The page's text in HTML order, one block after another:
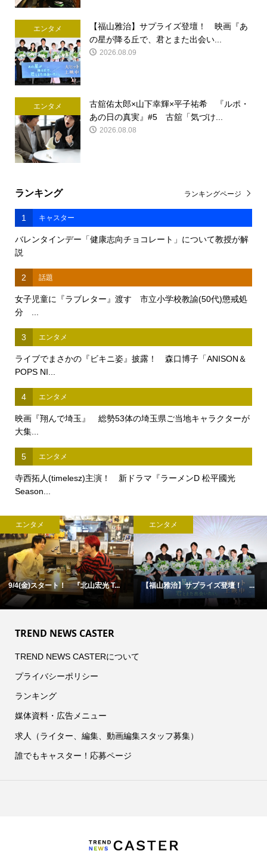
エンタメ
【福山雅治】サプライズ登壇！ 映画『あ
の星が降る丘で、君とまた出会い...
2026.08.09
エンタメ
古舘佑太郎×山下幸輝×平子祐希 『ルポ・
あの日の真実』#5 古舘「気づけ...
2026.08.08
ランキング
1 キャスター
バレンタインデー「健康志向チョコレート」について教授が解
説
2 話題
女子児童に『ラブレター』渡す 市立小学校教諭(50代)懲戒処
分 ...
3 エンタメ
ライブでまさかの『ビキニ姿』披露！ 森口博子「ANISON＆
POPS NI...
4 エンタメ
映画『翔んで埼玉』 総勢53体の埼玉県ご当地キャラクターが
大集...
5 エンタメ
寺西拓人(timelesz)主演！ 新ドラマ『ラーメンD 松平國光
Season...
ランキングページ
エンタメ
9/4(金)スタート！ 『北山宏光 T...
エンタメ
【福山雅治】サプライズ登壇！ ...
TREND NEWS CASTER
TREND NEWS CASTERについて
プライバシーポリシー
ランキング
媒体資料・広告メニュー
求人（ライター、編集、動画編集スタッフ募集）
誰でもキャスター！応募ページ